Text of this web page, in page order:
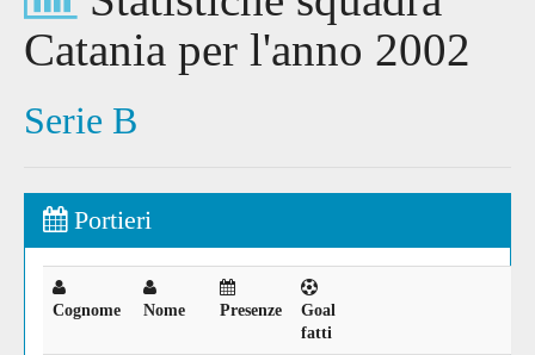
Catania per l'anno 2002
Serie B
Portieri
Cognome Nome Presenze
Goal
fatti